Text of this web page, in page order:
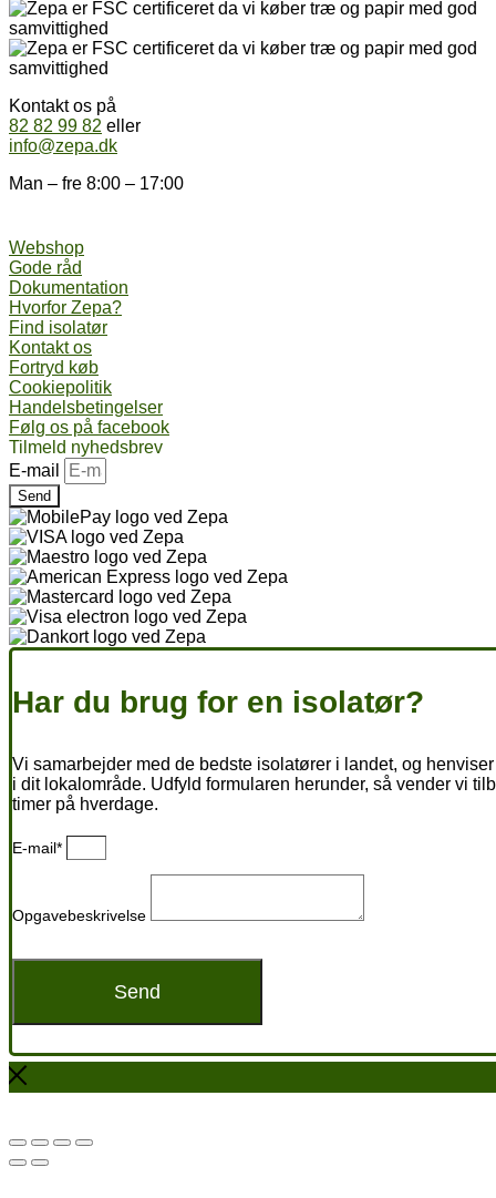
Kontakt os på
82 82 99 82 eller
info@zepa.dk
Man – fre 8:00 – 17:00
Webshop
Gode råd
Dokumentation
Hvorfor Zepa?
Find isolatør
Kontakt os
Fortryd køb
Cookiepolitik
Handelsbetingelser
Følg os på facebook
Tilmeld nyhedsbrev
E-mail
Send
Har du brug for en isolatør?
Vi samarbejder med de bedste isolatører i landet, og
i dit lokalområde. Udfyld formularen herunder, så vender vi
timer på hverdage.
E-mail*
Opgavebeskrivelse
Send